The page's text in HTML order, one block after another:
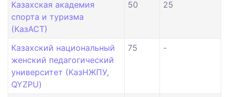
Казахская академия
спорта и туризма
(КазАСТ)
50 25
Казахский национальный
женский педагогический
университет (КазНЖПУ,
QYZPU)
75 -